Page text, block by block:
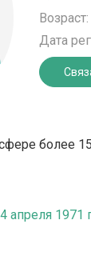
Возраст:
Дата
более
4 апреля 1971